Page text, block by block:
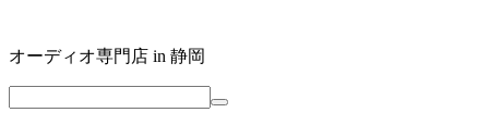
オーディオ専門店 in 静岡